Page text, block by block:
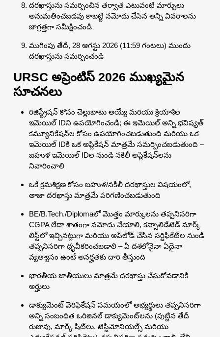
దరఖాస్తును సమర్పించిన తర్వాత ఎటువంటి మార్పులు
అనుమతించబడవు కాబట్టి నమోదు చేసిన అన్ని వివరాలను
జాగ్రత్తగా సమీక్షించండి
ముగింపు తేదీ, 28 ఆగస్టు 2026 (11:59 గంటలు) ముందు
దరఖాస్తును సమర్పించండి
URSC అప్రెంటిస్ 2026 ముఖ్యమైన
సూచనలు
రిజిస్ట్రేషన్ కోసం చెల్లుబాటు అయ్యే మరియు క్రియాశీల
ఇమెయిల్ IDని ఉపయోగించండి; ఈ ఇమెయిల్ అన్ని భవిష్యత్
కమ్యూనికేషన్‌ల కోసం ఉపయోగించబడుతుంది మరియు ఒక
ఇమెయిల్ IDకి ఒక అప్లికేషన్ మాత్రమే సమర్పించబడుతుంది –
బహుళ ఇమెయిల్ IDల నుండి నకిలీ అప్లికేషన్‌లను
నివారించాలి
ఒకే క్రమశిక్షణ కోసం బహుళ/నకిలీ దరఖాస్తుల విషయంలో,
తాజా దరఖాస్తు మాత్రమే పరిగణించబడుతుంది
BE/B.Tech./Diplomaలో మొత్తం మార్కులను తప్పనిసరిగా
CGPA లేదా శాతంగా నమోదు చేయాలి, కన్సాలిడేటెడ్ మార్క్
లిస్ట్‌లో ఇచ్చినట్లుగా మరియు అప్‌లోడ్ చేసిన సర్టిఫికేట్‌ల నుండి
తప్పనిసరిగా ధృవీకరించబడాలి – ఏ దశలోనైనా ఏదైనా
వ్యత్యాసం ఉంటే అనర్హతకు దారి తీస్తుంది
భారతీయ జాతీయులు మాత్రమే దరఖాస్తు చేసుకోవడానికి
అర్హులు
డాక్యుమెంట్ వెరిఫికేషన్ సమయంలో అభ్యర్థులు తప్పనిసరిగా
అన్ని సంబంధిత ఒరిజినల్ డాక్యుమెంట్‌లను (పుట్టిన తేదీ
రుజువు, మార్క్ షీట్‌లు, టెస్టిమోనియల్స్ మరియు